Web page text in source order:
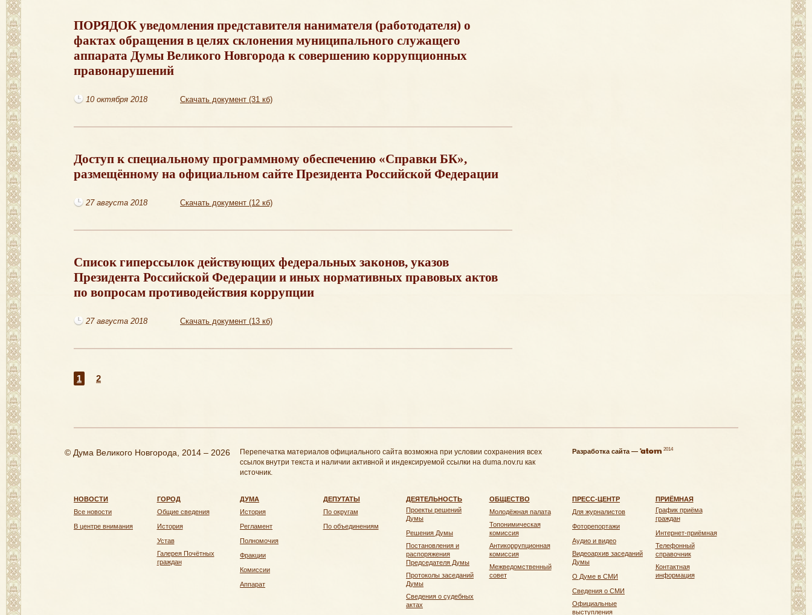
ПОРЯДОК уведомления представителя нанимателя (работодателя) о
фактах обращения в целях склонения муниципального служащего
аппарата Думы Великого Новгорода к совершению коррупционных
правонарушений
10 октября 2018 Скачать документ (31 кб)
Доступ к специальному программному обеспечению «Справки БК»,
размещённому на официальном сайте Президента Российской Федерации
27 августа 2018 Скачать документ (12 кб)
Cписок гиперссылок действующих федеральных законов, указов
Президента Российской Федерации и иных нормативных правовых актов
по вопросам противодействия коррупции
27 августа 2018 Скачать документ (13 кб)
1 2
© Дума Великого Новгорода, 2014 – 2026
Перепечатка материалов официального сайта возможна при условии сохранения всех
ссылок внутри текста и наличии активной и индексируемой ссылки на duma.nov.ru как
источник.
Разработка сайта — 2014
НОВОСТИ
Все новости
В центре внимания
ГОРОД
Общие сведения
История
Устав
Галерея Почётных
граждан
ДУМА
История
Регламент
Полномочия
Фракции
Комиссии
Аппарат
ДЕПУТАТЫ
По округам
По объединениям
ДЕЯТЕЛЬНОСТЬ
Проекты решений
Думы
Решения Думы
Постановления и
распоряжения
Председателя Думы
Протоколы заседаний
Думы
Сведения о судебных
актах
ОБЩЕСТВО
Молодёжная палата
Топонимическая
комиссия
Антикоррупционная
комиссия
Межведомственный
совет
ПРЕСС-ЦЕНТР
Для журналистов
Фоторепортажи
Аудио и видео
Видеоархив заседаний
Думы
О Думе в СМИ
Сведения о СМИ
Официальные
выступления
ПРИЁМНАЯ
График приёма
граждан
Интернет-приёмная
Телефонный
справочник
Контактная
информация